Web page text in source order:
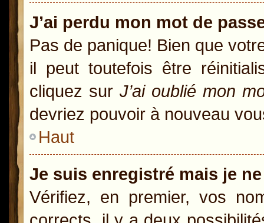
J’ai perdu mon mot de
Pas de panique! Bien que
il peut toutefois être
cliquez sur J’ai oublié mon
devriez pouvoir à nouveau
Haut
Je suis enregistré mais je
Vérifiez, en premier, vos